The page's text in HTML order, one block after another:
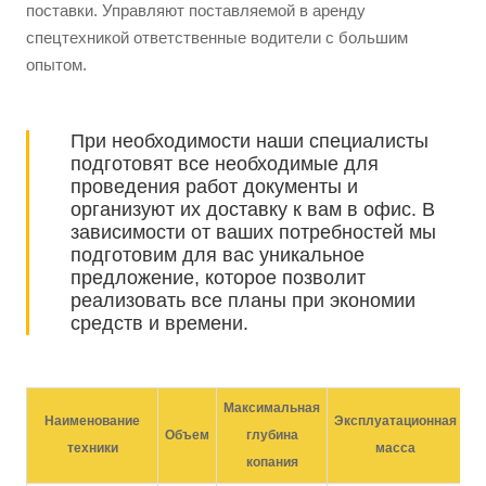
поставки. Управляют поставляемой в аренду
спецтехникой ответственные водители с большим
опытом.
При необходимости наши специалисты
подготовят все необходимые для
проведения работ документы и
организуют их доставку к вам в офис. В
зависимости от ваших потребностей мы
подготовим для вас уникальное
предложение, которое позволит
реализовать все планы при экономии
средств и времени.
Наименование
техники
Объем
Максимальная
глубина
копания
Эксплуатационная
масса